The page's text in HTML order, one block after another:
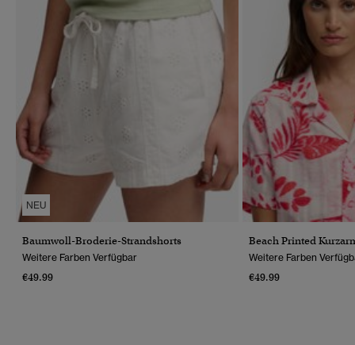
NEU
Baumwoll-Broderie-Strandshorts
Weitere Farben Verfügbar
€49.99
Beach Printed
Weitere Farben
€49.99